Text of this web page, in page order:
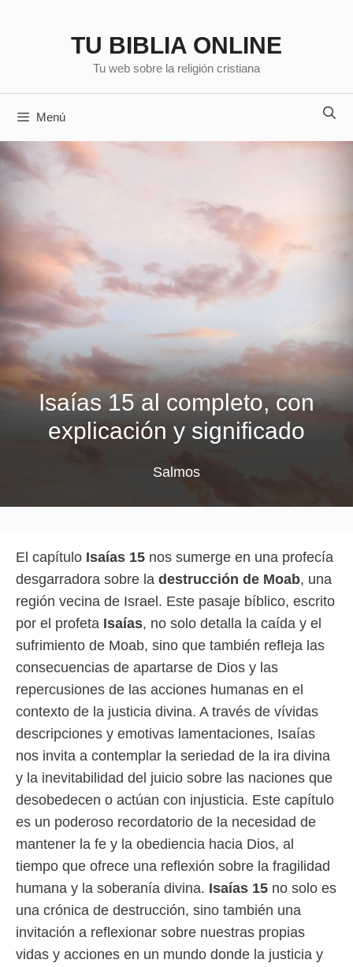
TU BIBLIA ONLINE
Tu web sobre la religión cristiana
Menú
Isaías 15 al completo, con
explicación y significado
Salmos
El capítulo Isaías 15 nos sumerge en una profecía
desgarradora sobre la destrucción de Moab, una
región vecina de Israel. Este pasaje bíblico, escrito
por el profeta Isaías, no solo detalla la caída y el
sufrimiento de Moab, sino que también refleja las
consecuencias de apartarse de Dios y las
repercusiones de las acciones humanas en el
contexto de la justicia divina. A través de vívidas
descripciones y emotivas lamentaciones, Isaías
nos invita a contemplar la seriedad de la ira divina
y la inevitabilidad del juicio sobre las naciones que
desobedecen o actúan con injusticia. Este capítulo
es un poderoso recordatorio de la necesidad de
mantener la fe y la obediencia hacia Dios, al
tiempo que ofrece una reflexión sobre la fragilidad
humana y la soberanía divina. Isaías 15 no solo es
una crónica de destrucción, sino también una
invitación a reflexionar sobre nuestras propias
vidas y acciones en un mundo donde la justicia y